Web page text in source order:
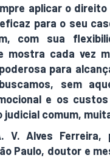
aplicar o
para o seu
com sua
mostra cada vez
para
sem
e os
judicial comum,
V. Alves Ferreira,
Paulo, doutor e